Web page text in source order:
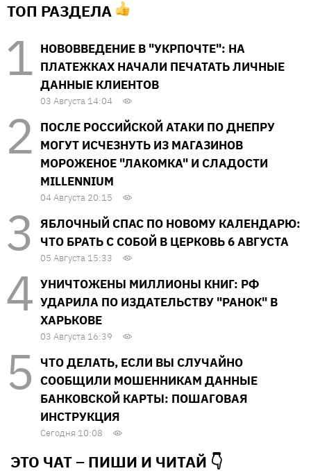
ТОП РАЗДЕЛА
НОВОВВЕДЕНИЕ В "УКРПОЧТЕ": НА
ПЛАТЕЖКАХ НАЧАЛИ ПЕЧАТАТЬ ЛИЧНЫЕ
ДАННЫЕ КЛИЕНТОВ
03 Августа 14:04
ПОСЛЕ РОССИЙСКОЙ АТАКИ ПО ДНЕПРУ
МОГУТ ИСЧЕЗНУТЬ ИЗ МАГАЗИНОВ
МОРОЖЕНОЕ "ЛАКОМКА" И СЛАДОСТИ
MILLENNIUM
04 Августа 20:15
ЯБЛОЧНЫЙ СПАС ПО НОВОМУ КАЛЕНДАРЮ:
ЧТО БРАТЬ С СОБОЙ В ЦЕРКОВЬ 6 АВГУСТА
05 Августа 15:33
УНИЧТОЖЕНЫ МИЛЛИОНЫ КНИГ: РФ
УДАРИЛА ПО ИЗДАТЕЛЬСТВУ "РАНОК" В
ХАРЬКОВЕ
03 Августа 16:39
ЧТО ДЕЛАТЬ, ЕСЛИ ВЫ СЛУЧАЙНО
СООБЩИЛИ МОШЕННИКАМ ДАННЫЕ
БАНКОВСКОЙ КАРТЫ: ПОШАГОВАЯ
ИНСТРУКЦИЯ
Сегодня 10:08
ЭТО ЧАТ – ПИШИ И ЧИТАЙ 👇